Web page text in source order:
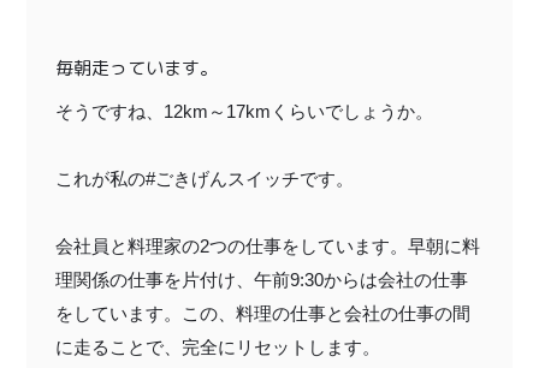
毎朝走っています。
そうですね、12km～17kmくらいでしょうか。
これが私の#ごきげんスイッチです。
会社員と料理家の2つの仕事をしています。早朝に料
理関係の仕事を片付け、午前9:30からは会社の仕事
をしています。この、料理の仕事と会社の仕事の間
に走ることで、完全にリセットします。